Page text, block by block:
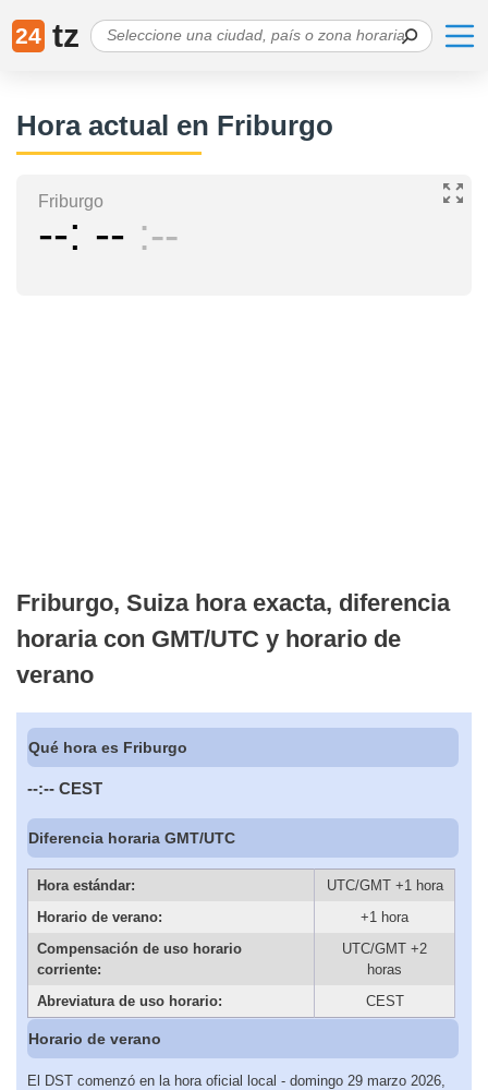
24 tz
Hora actual en Friburgo
Friburgo
-- -- --
Friburgo, Suiza hora exacta, diferencia
horaria con GMT/UTC y horario de
verano
Qué hora es Friburgo
--:-- CEST
Diferencia horaria GMT/UTC
Hora estándar:
UTC/GMT +1 hora
Horario de verano:
+1 hora
Compensación de uso horario
corriente:
UTC/GMT +2
horas
Abreviatura de uso horario:
CEST
Horario de verano
El DST comenzó en la hora oficial local - domingo 29 marzo 2026,